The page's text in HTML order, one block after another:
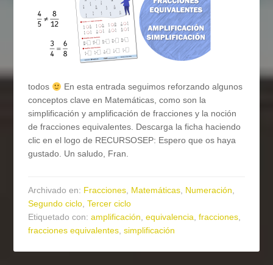
todos
En esta entrada seguimos reforzando algunos
conceptos clave en Matemáticas, como son la
simplificación y amplificación de fracciones y la noción
de fracciones equivalentes. Descarga la ficha haciendo
clic en el logo de RECURSOSEP: Espero que os haya
gustado. Un saludo, Fran.
Archivado en: Fracciones, Matemáticas, Numeración,
Segundo ciclo,Tercer ciclo
Etiquetado con:amplificación,equivalencia,fracciones,
fracciones equivalentes,simplificación